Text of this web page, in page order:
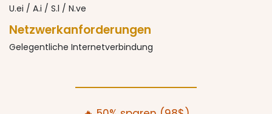
U.ei / A.i / S.l / N.ve
Netzwerkanforderungen
Gelegentliche Internetverbindung